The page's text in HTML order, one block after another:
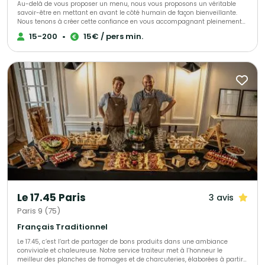
Au-delà de vous proposer un menu, nous vous proposons un véritable
savoir-être en mettant en avant le côté humain de façon bienveillante.
Nous tenons à créer cette confiance en vous accompagnant pleinement
afin que vous puissiez être sereins le jour de réception. Il est
indispensable que vous vous sentiez écoutés et dirigés si nécessaire. Ces
15-200 • 15€ / pers min.
Le 17.45 Paris 3 avis
Paris 9 (75)
Français Traditionnel
Le 17.45, c’est l’art de partager de bons produits dans une ambiance
conviviale et chaleureuse. Notre service traiteur met à l’honneur le
meilleur des planches de fromages et de charcuteries, élaborées à partir